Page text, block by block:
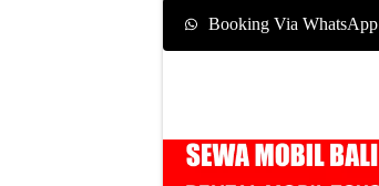
Booking Via WhatsApp